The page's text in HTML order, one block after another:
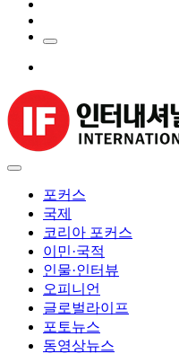
포커스
국제
코리아 포커스
이민·국적
인물·인터뷰
오피니언
글로벌라이프
포토뉴스
동영상뉴스